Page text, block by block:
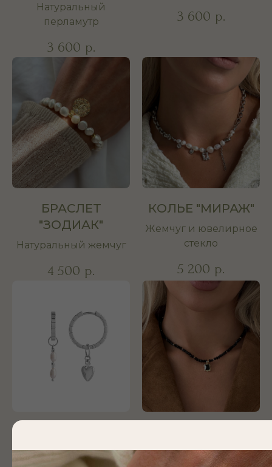
Натуральный
перламутр
3 600 р.
3 600 р.
БРАСЛЕТ
"ЗОДИАК"
Натуральный жемчуг
4 500 р.
КОЛЬЕ "МИРАЖ"
Жемчуг и ювелирное
стекло
5 200 р.
Жемчуг и гематин
"СВИДАНИЕ В